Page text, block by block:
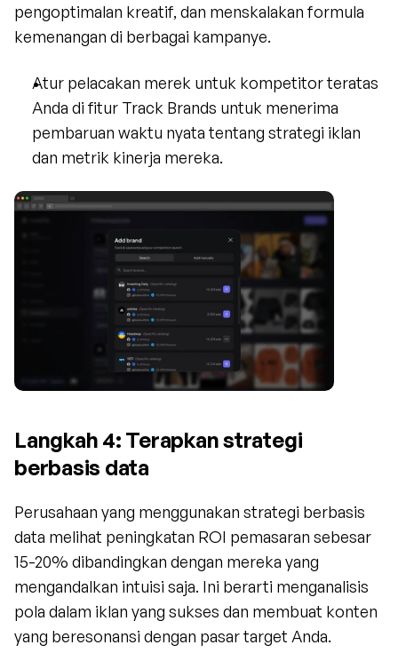
pengoptimalan kreatif, dan menskalakan formula
kemenangan di berbagai kampanye.
Atur pelacakan merek untuk kompetitor teratas
Anda di fitur Track Brands untuk menerima
pembaruan waktu nyata tentang strategi iklan
dan metrik kinerja mereka.
Langkah 4: Terapkan strategi
berbasis data
Perusahaan yang menggunakan strategi berbasis
data melihat peningkatan ROI pemasaran sebesar
15-20% dibandingkan dengan mereka yang
mengandalkan intuisi saja. Ini berarti menganalisis
pola dalam iklan yang sukses dan membuat konten
yang beresonansi dengan pasar target Anda.